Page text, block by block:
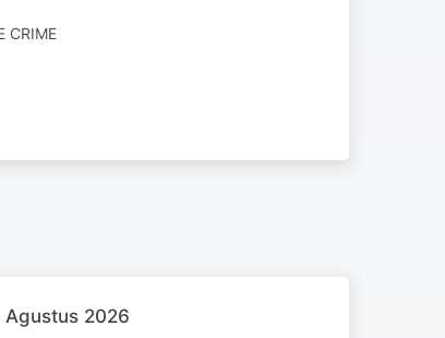
CRIME
Agustus 2026